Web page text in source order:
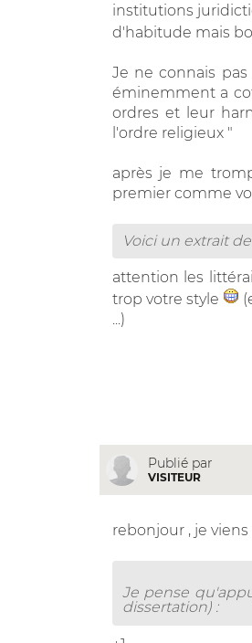
institutions
d'habitude mais
Je ne connais
éminemment a
ordres et leur
l'ordre religieux "
après je me
premier comme
Voici un extrait
attention les
trop votre style
...)
Publié par
VISITEUR
rebonjour , je
Je pense
dissertation) :